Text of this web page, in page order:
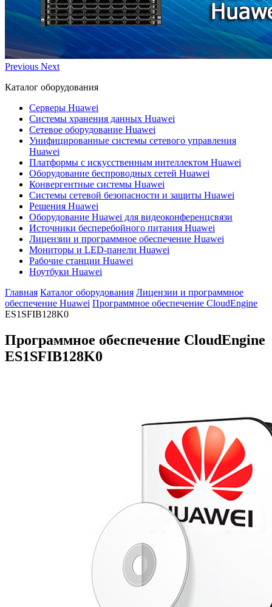
Previous Next
Каталог оборудования
Серверы Huawei
Системы хранения данных Huawei
Сетевое оборудование Huawei
Унифицированные системы сетевого управления
Huawei
Платформы с искусственным интеллектом Huawei
Оборудование беспроводных сетей Huawei
Конвергентные системы Huawei
Системы сетевой безопасности и защиты Huawei
Решения Huawei
Оборудование Huawei для видеоконференцсвязи
Источники бесперебойного питания Huawei
Лицензии и программное обеспечение Huawei
Мониторы и LED-панели Huawei
Рабочие станции Huawei
Ноутбуки Huawei
Главная Каталог оборудования Лицензии и программное
обеспечение Huawei Программное обеспечение CloudEngine
ES1SFIB128K0
Программное обеспечение CloudEngine
ES1SFIB128K0